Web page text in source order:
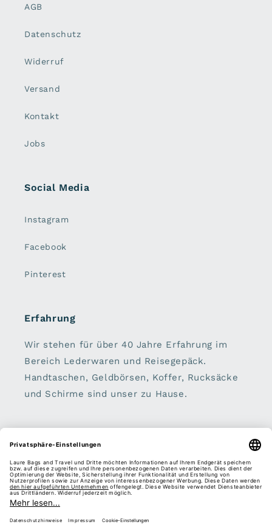
AGB
Datenschutz
Widerruf
Versand
Kontakt
Jobs
Social Media
Instagram
Facebook
Pinterest
Erfahrung
Wir stehen für über 40 Jahre Erfahrung im
Bereich Lederwaren und Reisegepäck.
Handtaschen, Geldbörsen, Koffer, Rucksäcke
und Schirme sind unser zu Hause.
E-Mail
Facebook